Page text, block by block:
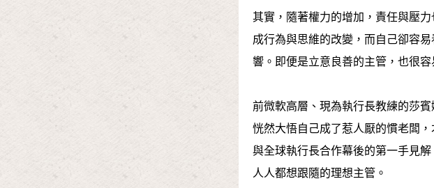
其實，隨著權力的增加，責任與壓
成行為與思維的改變，而自己卻容
響。即便是立意良善的主管，也很
前微軟高層、現為執行長教練的莎
恍然大悟自己成了惹人厭的慣老闆
與全球執行長合作幕後的第一手見
人人都想跟隨的理想主管。